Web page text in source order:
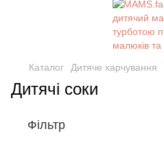
Каталог Дитяче харчування
Дитячі соки
Фільтр